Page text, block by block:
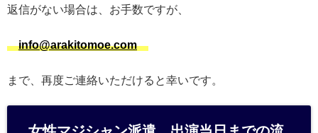
返信がない場合は、お手数ですが、
info@arakitomoe.com
まで、再度ご連絡いただけると幸いです。